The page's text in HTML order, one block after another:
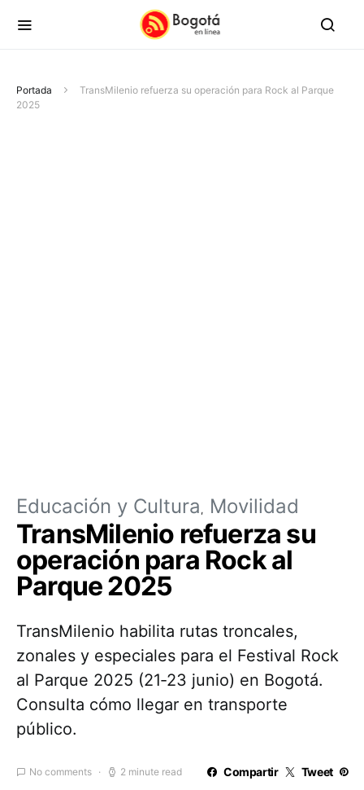
Portada
TransMilenio refuerza su operación para Rock al Parque
2025
Educación y Cultura Movilidad
TransMilenio refuerza su
operación para Rock al
Parque 2025
TransMilenio habilita rutas troncales,
zonales y especiales para el Festival Rock
al Parque 2025 (21‑23 junio) en Bogotá.
Consulta cómo llegar en transporte
público.
No comments 2 minute read Compartir Tweet